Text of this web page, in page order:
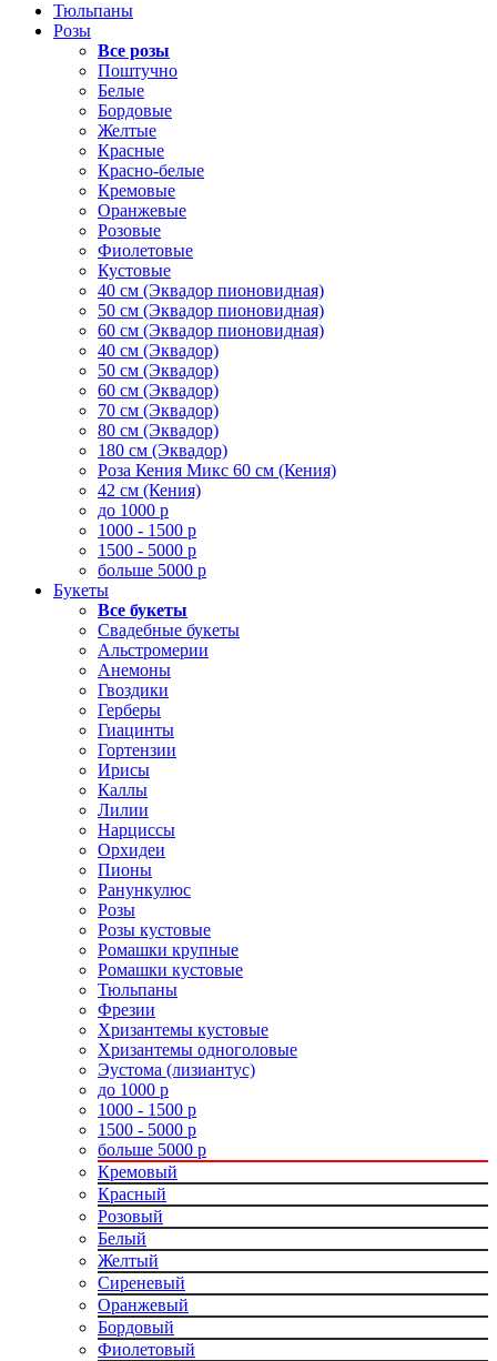
Тюльпаны
Розы
Все розы
Поштучно
Белые
Бордовые
Желтые
Красные
Красно-белые
Кремовые
Оранжевые
Розовые
Фиолетовые
Кустовые
40 см (Эквадор пионовидная)
50 см (Эквадор пионовидная)
60 см (Эквадор пионовидная)
40 см (Эквадор)
50 см (Эквадор)
60 см (Эквадор)
70 см (Эквадор)
80 см (Эквадор)
180 см (Эквадор)
Роза Кения Микс 60 см (Кения)
42 см (Кения)
до 1000 р
1000 - 1500 р
1500 - 5000 р
больше 5000 р
Букеты
Все букеты
Свадебные букеты
Альстромерии
Анемоны
Гвоздики
Герберы
Гиацинты
Гортензии
Ирисы
Каллы
Лилии
Нарциссы
Орхидеи
Пионы
Ранункулюс
Розы
Розы кустовые
Ромашки крупные
Ромашки кустовые
Тюльпаны
Фрезии
Хризантемы кустовые
Хризантемы одноголовые
Эустома (лизиантус)
до 1000 р
1000 - 1500 р
1500 - 5000 р
больше 5000 р
Кремовый
Красный
Розовый
Белый
Желтый
Сиреневый
Оранжевый
Бордовый
Фиолетовый